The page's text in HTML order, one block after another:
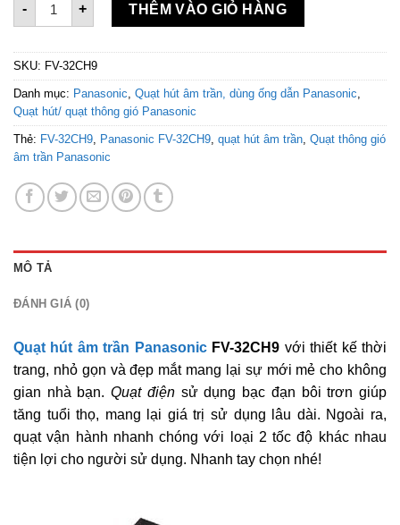
- + THÊM VÀO GIỎ HÀNG
SKU: FV-32CH9
Danh mục: Panasonic, Quạt hút âm trần, dùng ống dẫn Panasonic,
Quạt hút/ quạt thông gió Panasonic
Thẻ: FV-32CH9, Panasonic FV-32CH9, quạt hút âm trần, Quạt thông gió
âm trần Panasonic
MÔ TẢ
ĐÁNH GIÁ (0)
Quạt hút âm trần PanasonicFV-32CH9 với thiết kế thời
trang, nhỏ gọn và đẹp mắt mang lại sự mới mẻ cho không
gian nhà bạn.Quạt điệnsử dụng bạc đạn bôi trơn giúp
tăng tuổi thọ, mang lại giá trị sử dụng lâu dài. Ngoài ra,
quạt vận hành nhanh chóng với loại 2 tốc độ khác nhau
tiện lợi cho người sử dụng. Nhanh tay chọn nhé!